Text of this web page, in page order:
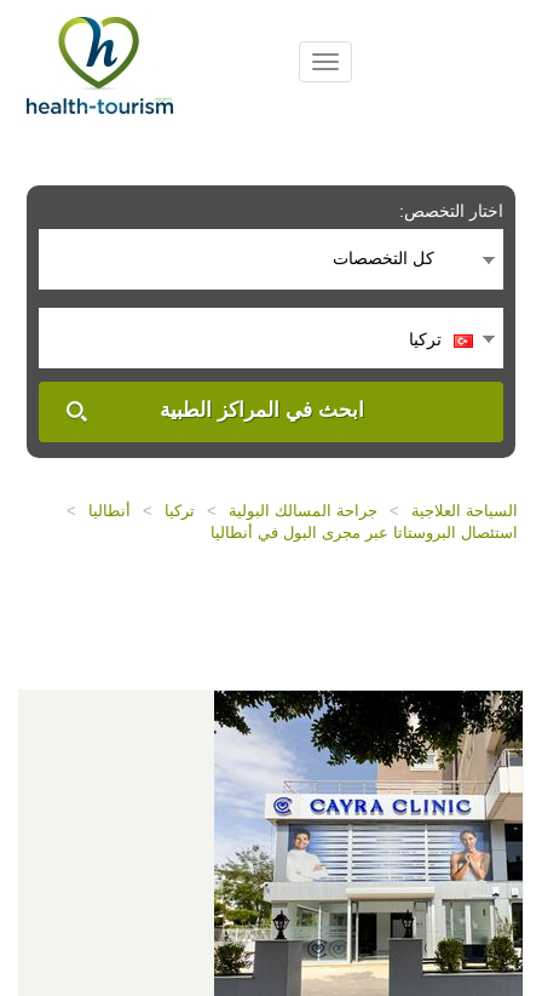
includes
system.
اختار التخصص:
كل التخصصات
تركيا
ابحث في المراكز الطبية
السياحة العلاجية > جراحة المسالك البولية > تركيا > أنطاليا
>
استئصال البروستاتا عبر مجرى البول في أنطاليا